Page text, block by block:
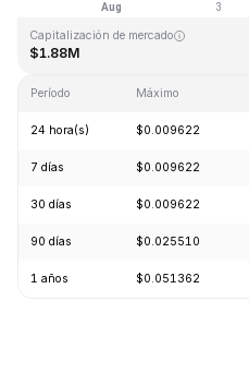
Capitalización de mercado
$1.88M
Período Máximo
24 hora(s) $0.009622
7 días $0.009622
30 días $0.009622
90 días $0.025510
1 años $0.051362